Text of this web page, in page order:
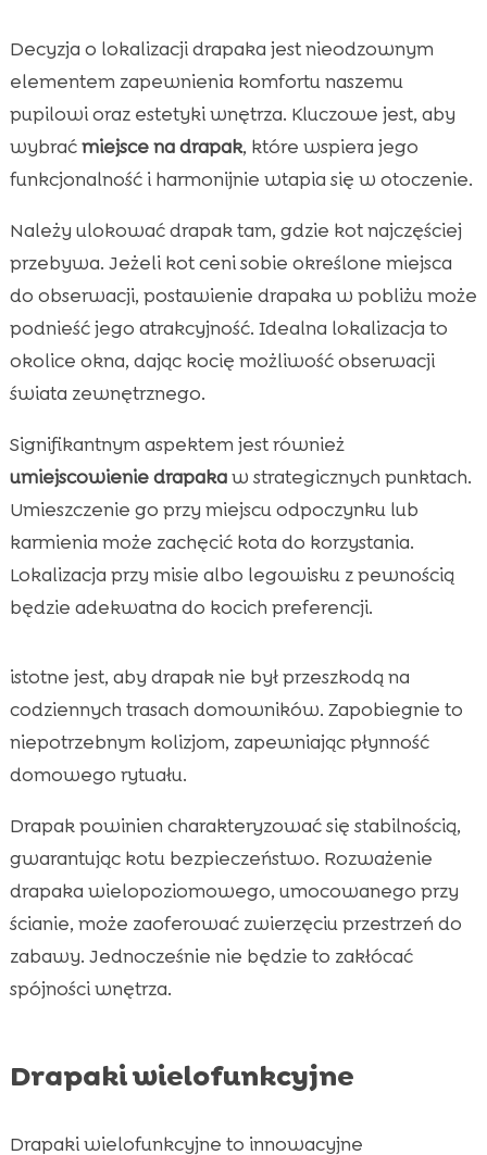
Decyzja o lokalizacji drapaka jest nieodzownym
elementem zapewnienia komfortu naszemu
pupilowi oraz estetyki wnętrza. Kluczowe jest, aby
wybraćmiejsce na drapak, które wspiera jego
funkcjonalność i harmonijnie wtapia się w otoczenie.
Należy ulokować drapak tam, gdzie kot najczęściej
przebywa. Jeżeli kot ceni sobie określone miejsca
do obserwacji, postawienie drapaka w pobliżu może
podnieść jego atrakcyjność. Idealna lokalizacja to
okolice okna, dając kocię możliwość obserwacji
świata zewnętrznego.
Signifikantnym aspektem jest również
umiejscowienie drapakaw strategicznych punktach.
Umieszczenie go przy miejscu odpoczynku lub
karmienia może zachęcić kota do korzystania.
Lokalizacja przy misie albo legowisku z pewnością
będzie adekwatna do kocich preferencji.
istotne jest, aby drapak nie był przeszkodą na
codziennych trasach domowników. Zapobiegnie to
niepotrzebnym kolizjom, zapewniając płynność
domowego rytuału.
Drapak powinien charakteryzować się stabilnością,
gwarantując kotu bezpieczeństwo. Rozważenie
drapaka wielopoziomowego, umocowanego przy
ścianie, może zaoferować zwierzęciu przestrzeń do
zabawy. Jednocześnie nie będzie to zakłócać
spójności wnętrza.
Drapaki wielofunkcyjne
Drapaki wielofunkcyjne to innowacyjne